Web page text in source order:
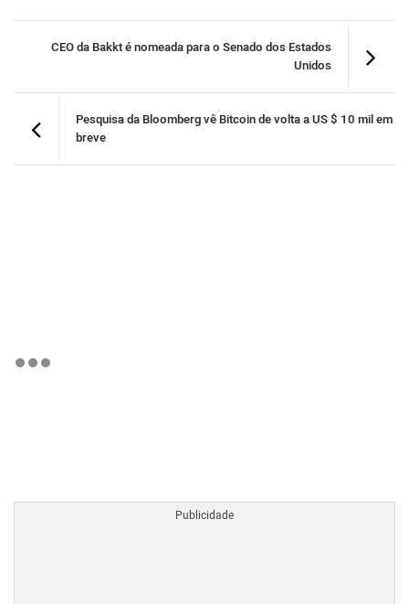
CEO da Bakkt é nomeada para o Senado dos Estados
Unidos
Pesquisa da Bloomberg vê Bitcoin de volta a US $ 10 mil em
breve